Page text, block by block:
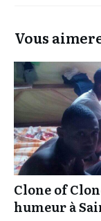
Vous
Clone of
humeur à